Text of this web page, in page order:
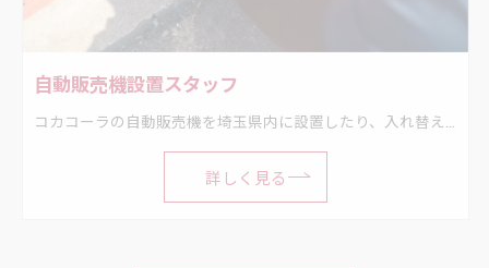
自動販売機設置スタッフ
詳しく見る